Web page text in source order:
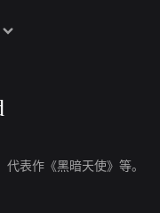
代表作《黑暗天使》等。